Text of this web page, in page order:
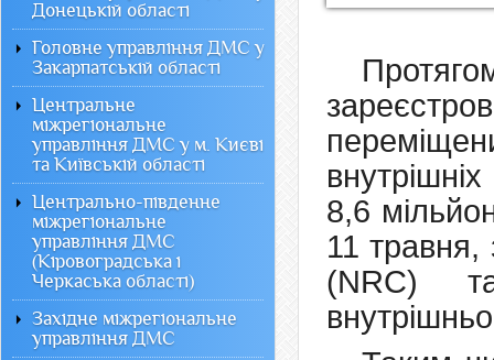
8,6
11 травня,
(NRC)
Донецькій області
Головне управління ДМС у
Закарпатській області
Центральне
міжрегіональне
управління ДМС у м. Києві
та Київській області
Центрально-південне
міжрегіональне
управління ДМС
(Кіровоградська і
Черкаська області)
Західне міжрегіональне
управління ДМС